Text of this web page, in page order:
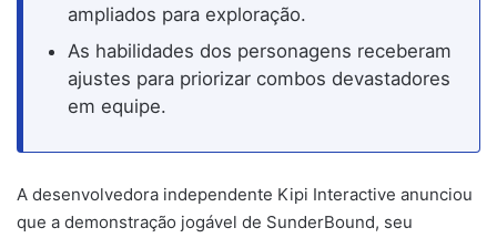
ampliados para exploração.
As habilidades dos personagens receberam
ajustes para priorizar combos devastadores
em equipe.
A desenvolvedora independente Kipi Interactive anunciou
que a demonstração jogável de SunderBound, seu